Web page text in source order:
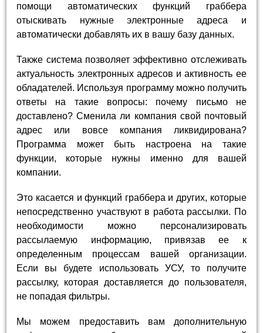
помощи автоматических функций граббера
отыскивать нужные электронные адреса и
автоматически добавлять их в вашу базу данных.
Также система позволяет эффективно отслеживать
актуальность электронных адресов и активность ее
обладателей. Используя программу можно получить
ответы на такие вопросы: почему письмо не
доставлено? Сменила ли компания свой почтовый
адрес или вовсе компания ликвидирована?
Программа может быть настроена на такие
функции, которые нужны именно для вашей
компании.
Это касается и функций граббера и других, которые
непосредственно участвуют в работа рассылки. По
необходимости можно персонализировать
рассылаемую информацию, привязав ее к
определенным процессам вашей организации.
Если вы будете использовать УСУ, то получите
рассылку, которая доставляется до пользователя,
не попадая фильтры.
Мы можем предоставить вам дополнительную